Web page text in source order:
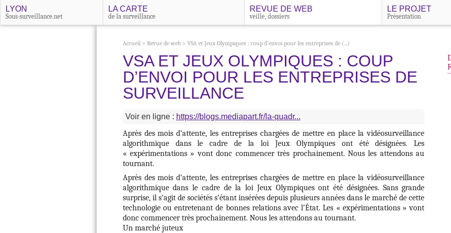
LYON
Sous-surveillance.net
LA CARTE
de la surveillance
REVUE DE WEB
veille, dossiers
LE PROJET
Présentation
Accueil > Revue de web> VSA et Jeux Olympiques : coup d’envoi pour les entreprises de (...)
VSA ET JEUX OLYMPIQUES : COUP
D’ENVOI POUR LES ENTREPRISES DE
SURVEILLANCE
Voir en ligne : https://blogs.mediapart.fr/la-quadr...
Après des mois d’attente, les entreprises chargées de mettre en place la vidéosurveillance
algorithmique dans le cadre de la loi Jeux Olympiques ont été désignées. Les
« expérimentations » vont donc commencer très prochainement. Nous les attendons au
tournant.
Après des mois d’attente, les entreprises chargées de mettre en place la vidéosurveillance
algorithmique dans le cadre de la loi Jeux Olympiques ont été désignées. Sans grande
surprise, il s’agit de sociétés s’étant insérées depuis plusieurs années dans le marché de cette
technologie ou entretenant de bonnes relations avec l’État. Les « expérimentations » vont
donc commencer très prochainement. Nous les attendons au tournant.
Un marché juteux